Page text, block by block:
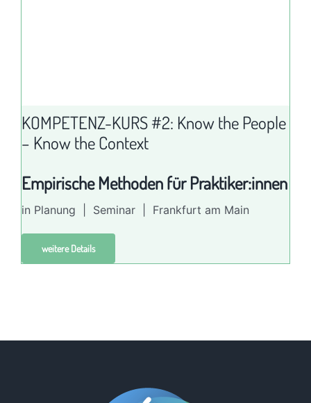
KOMPETENZ-KURS #2: Know the People
– Know the Context
Empirische Methoden für Praktiker:innen
in Planung | Seminar | Frankfurt am Main
weitere Details